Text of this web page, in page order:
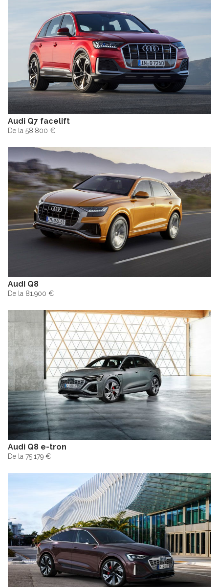
Audi Q7 facelift
De la 58.800 €
Audi Q8
De la 81.900 €
Audi Q8 e-tron
De la 75.179 €